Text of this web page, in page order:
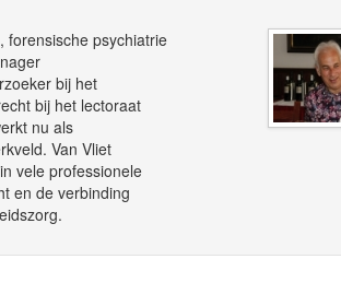
forensische psychiatrie
bij het
bij het lectoraat
nu als
Van Vliet
vele professionele
en de verbinding